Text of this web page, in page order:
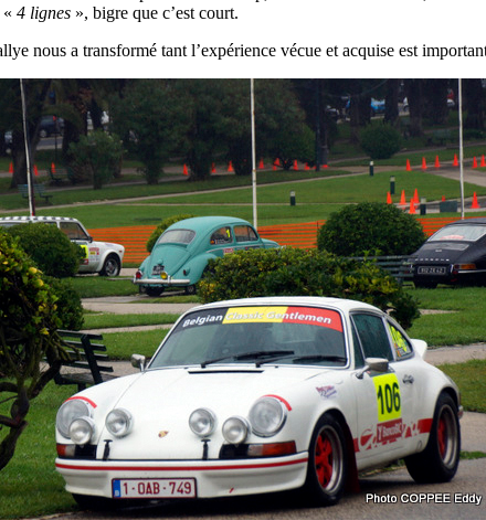
4 lignes », bigre que c’est court.
nous a transformé tant l’expérience vécue et acquise est